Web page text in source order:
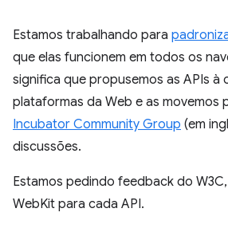
Estamos trabalhando para
que elas funcionem em todos os
significa que propusemos as APIs à
plataformas da Web e as movemos
Incubator Community Group (em
discussões.
Estamos pedindo feedback do
WebKit para cada API.